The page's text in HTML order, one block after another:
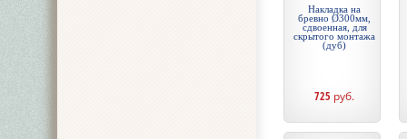
Накладка на
бревно Ø300мм,
сдвоенная, для
скрытого монтажа
(дуб)
725 руб.